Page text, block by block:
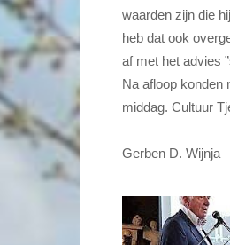
waarden zijn die
heb dat ook
af met het advies
Na afloop konden
middag. Cultuur
Gerben D. Wijnja